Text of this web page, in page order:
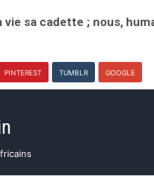
sa cadette ; nous,
PINTEREST TUMBLR GOOGLE